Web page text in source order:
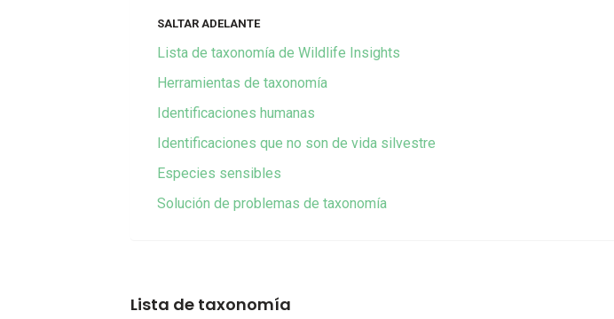
SALTAR ADELANTE
Lista de taxonomía de Wildlife Insights
Herramientas de taxonomía
Identificaciones humanas
Identificaciones que no son de vida silvestre
Especies sensibles
Solución de problemas de taxonomía
Lista de taxonomía